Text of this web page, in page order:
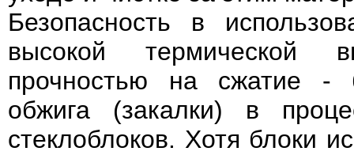
Безопасность в
высокой термической
прочностью на сжатие -
обжига (закалки) в
стеклоблоков. Хотя блоки